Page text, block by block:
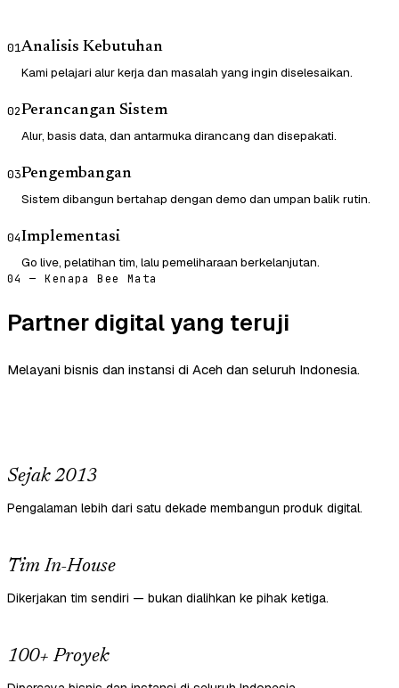
01Analisis Kebutuhan
Kami pelajari alur kerja dan masalah yang ingin diselesaikan.
02Perancangan Sistem
Alur, basis data, dan antarmuka dirancang dan disepakati.
03Pengembangan
Sistem dibangun bertahap dengan demo dan umpan balik rutin.
04Implementasi
Go live, pelatihan tim, lalu pemeliharaan berkelanjutan.
04 — Kenapa Bee Mata
Partner digital yang teruji
Melayani bisnis dan instansi di Aceh dan seluruh Indonesia.
Sejak 2013
Pengalaman lebih dari satu dekade membangun produk digital.
Tim In-House
Dikerjakan tim sendiri — bukan dialihkan ke pihak ketiga.
100+ Proyek